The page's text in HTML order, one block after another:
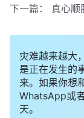
下一篇： 真心顺
灾难越来越大
是正在发生的
来。如果你想
WhatsApp或
天。